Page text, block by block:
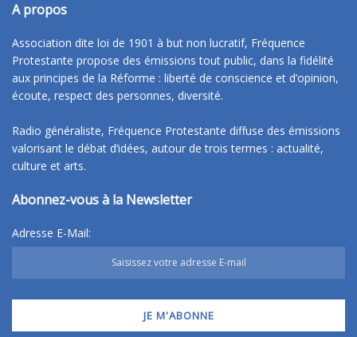
A propos
Association dite loi de 1901 à but non lucratif, Fréquence
Protestante propose des émissions tout public, dans la fidélité
aux principes de la Réforme : liberté de conscience et d’opinion,
écoute, respect des personnes, diversité.
Radio généraliste, Fréquence Protestante diffuse des émissions
valorisant le débat d’idées, autour de trois termes : actualité,
culture et arts.
Abonnez-vous à la Newsletter
Adresse E-Mail: